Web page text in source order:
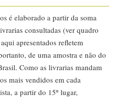
é elaborado a partir da soma
consultadas (ver quadro
apresentados refletem
de uma amostra e não do
Como as livrarias mandam
mais vendidos em cada
a partir do 15º lugar,